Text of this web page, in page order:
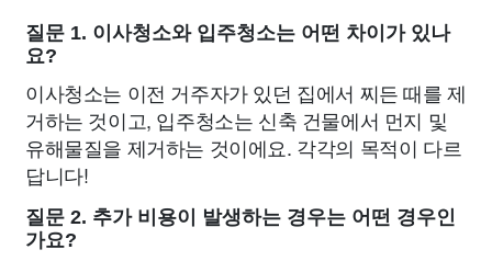
질문 1. 이사청소와 입주청소는 어떤 차이가 있나
요?
이사청소는 이전 거주자가 있던 집에서 찌든 때를 제
거하는 것이고, 입주청소는 신축 건물에서 먼지 및
유해물질을 제거하는 것이에요. 각각의 목적이 다르
답니다!
질문 2. 추가 비용이 발생하는 경우는 어떤 경우인
가요?